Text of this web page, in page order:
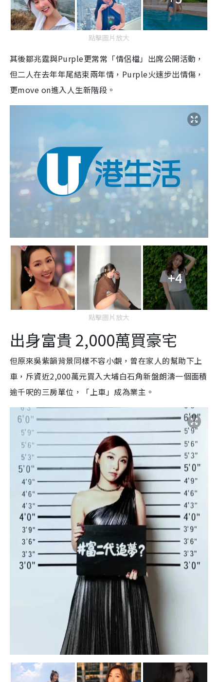
點擊圖片放大
其後鄒兆霆與Purple更常常「情侶檔」出席公開活動，
但二人在去年年尾結束兩年情，Purple火速步出情傷，
更move on進入人生新階段。
+4
點擊圖片放大
出身富貴 2,000萬買豪宅
但原來吳紫韻背景同樣不容小覷，曾在家人的幫助下上
車，斥資近2,000萬元買入大埔白石角新盤朗濤一個面積
逾千呎的三房單位，「上車」成為業主。